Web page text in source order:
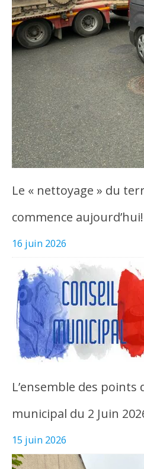
Le « nettoyage » du
commence aujourd’hui!
16 juin 2026
L’ensemble des points
municipal du 2 Juin
15 juin 2026